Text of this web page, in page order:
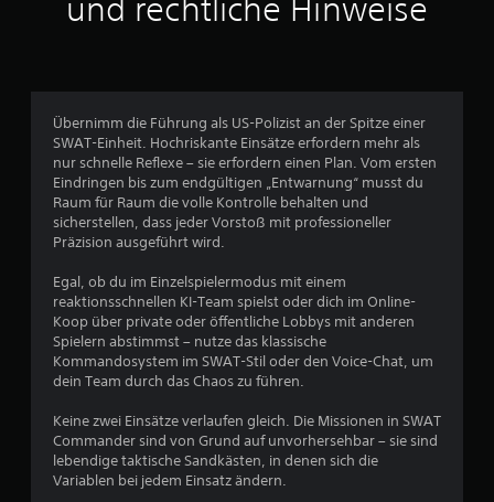
e
u
t
e
r
s
c
h
e
d
e
n
s
i
n
d
.
)
s
r
o
c
h
e
n
e
D
i
a
l
o
g
n
d
i
e
l
n
g
e
n
n
u
t
z
n
.
i
r
i
S
p
i
e
l
e
n
e
l
f
e
n
,
e
p
a
r
n
n
e
S
p
r
a
c
h
o
d
e
r
T
e
t
e
i
n
und rechtliche Hinweise
Übernimm die Führung als US-Polizist an der Spitze einer
SWAT-Einheit. Hochriskante Einsätze erfordern mehr als
nur schnelle Reflexe – sie erfordern einen Plan. Vom ersten
Eindringen bis zum endgültigen „Entwarnung“ musst du
Raum für Raum die volle Kontrolle behalten und
sicherstellen, dass jeder Vorstoß mit professioneller
Präzision ausgeführt wird.
Egal, ob du im Einzelspielermodus mit einem
reaktionsschnellen KI-Team spielst oder dich im Online-
Koop über private oder öffentliche Lobbys mit anderen
Spielern abstimmst – nutze das klassische
Kommandosystem im SWAT-Stil oder den Voice-Chat, um
dein Team durch das Chaos zu führen.
Keine zwei Einsätze verlaufen gleich. Die Missionen in SWAT
Commander sind von Grund auf unvorhersehbar – sie sind
lebendige taktische Sandkästen, in denen sich die
Variablen bei jedem Einsatz ändern.